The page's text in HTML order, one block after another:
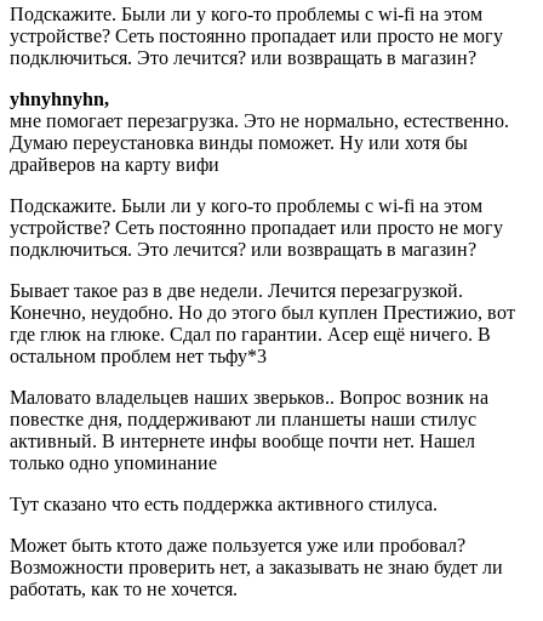
Подскажите. Были ли у кого-то проблемы с wi-fi на этом
устройстве? Сеть постоянно пропадает или просто не могу
подключиться. Это лечится? или возвращать в магазин?
yhnyhnyhn,
мне помогает перезагрузка. Это не нормально, естественно.
Думаю переустановка винды поможет. Ну или хотя бы
драйверов на карту вифи
Подскажите. Были ли у кого-то проблемы с wi-fi на этом
устройстве? Сеть постоянно пропадает или просто не могу
подключиться. Это лечится? или возвращать в магазин?
Бывает такое раз в две недели. Лечится перезагрузкой.
Конечно, неудобно. Но до этого был куплен Престижио, вот
где глюк на глюке. Сдал по гарантии. Асер ещё ничего. В
остальном проблем нет тьфу*3
Маловато владельцев наших зверьков.. Вопрос возник на
повестке дня, поддерживают ли планшеты наши стилус
активный. В интернете инфы вообще почти нет. Нашел
только одно упоминание
Тут сказано что есть поддержка активного стилуса.
Может быть ктото даже пользуется уже или пробовал?
Возможности проверить нет, а заказывать не знаю будет ли
работать, как то не хочется.